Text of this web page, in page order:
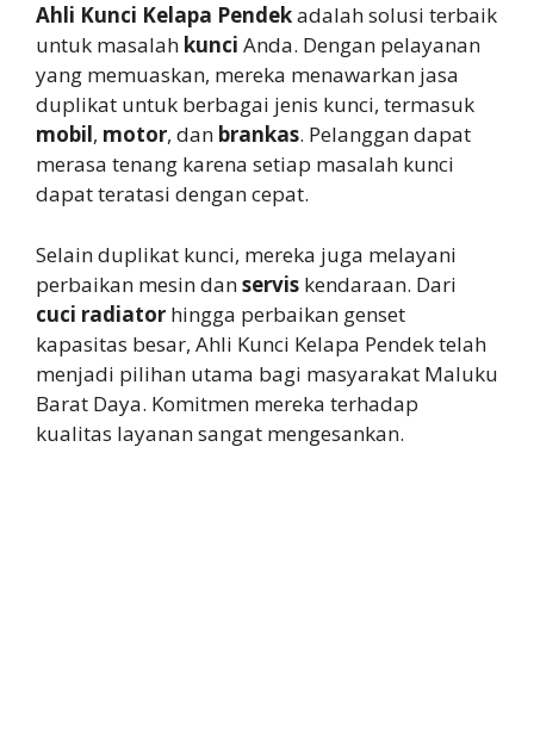
Ahli Kunci Kelapa Pendekadalah solusi terbaik
untuk masalah kunci Anda. Dengan pelayanan
yang memuaskan, mereka menawarkan jasa
duplikat untuk berbagai jenis kunci, termasuk
mobil, motor, dan brankas. Pelanggan dapat
merasa tenang karena setiap masalah kunci
dapat teratasi dengan cepat.
Selain duplikat kunci, mereka juga melayani
perbaikan mesin danservis kendaraan. Dari
cuci radiator hingga perbaikan genset
kapasitas besar, Ahli Kunci Kelapa Pendek telah
menjadi pilihan utama bagi masyarakat Maluku
Barat Daya. Komitmen mereka terhadap
kualitas layanan sangat mengesankan.